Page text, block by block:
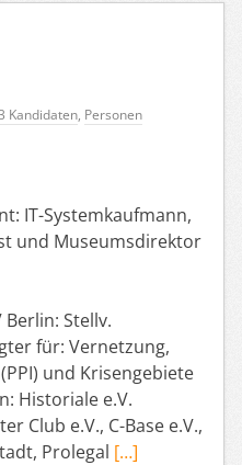
Kandidaten, Personen
IT-Systemkaufmann,
und Museumsdirektor
Stellv.
für: Vernetzung,
und Krisengebiete
Historiale e.V.
Club e.V., C-Base e.V.,
Prolegal […]